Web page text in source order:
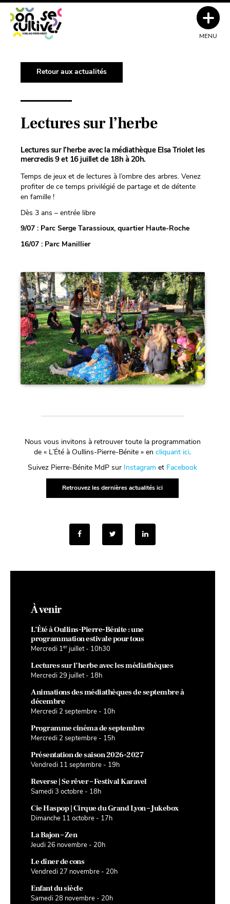
Retour aux actualités
Lectures sur l’herbe
Lectures sur l’herbe avec la médiathèque Elsa Triolet les
mercredis 9 et 16 juillet de 18h à 20h.
Temps de jeux et de lectures à l’ombre des arbres. Venez
profiter de ce temps privilégié de partage et de détente
en famille !
Dès 3 ans – entrée libre
9/07 : Parc Serge Tarassioux, quartier Haute-Roche
16/07 : Parc Manillier
Nous vous invitons à retrouver toute la programmation
de « L’Été à Oullins-Pierre-Bénite » encliquant ici.
Suivez Pierre-Bénite MdP sur Instagram et Facebook
Retrouvez les dernières actualités ici
À venir
L’Été à Oullins-Pierre-Bénite : une
programmation estivale pour tous
Mercredi 1er juillet - 10h30
Lectures sur l’herbe avec les médiathèques
Mercredi 29 juillet - 18h
Animations des médiathèques de septembre à
décembre
Mercredi 2 septembre - 10h
Programme cinéma de septembre
Mercredi 2 septembre - 15h
Présentation de saison 2026-2027
Vendredi 11 septembre - 19h
Reverse | Se rêver – Festival Karavel
Samedi 3 octobre - 18h
Cie Haspop | Cirque du Grand Lyon – Jukebox
Dimanche 11 octobre - 17h
La Bajon – Zen
Jeudi 26 novembre - 20h
Le dîner de cons
Vendredi 27 novembre - 20h
Enfant du siècle
Samedi 28 novembre - 20h
MENU